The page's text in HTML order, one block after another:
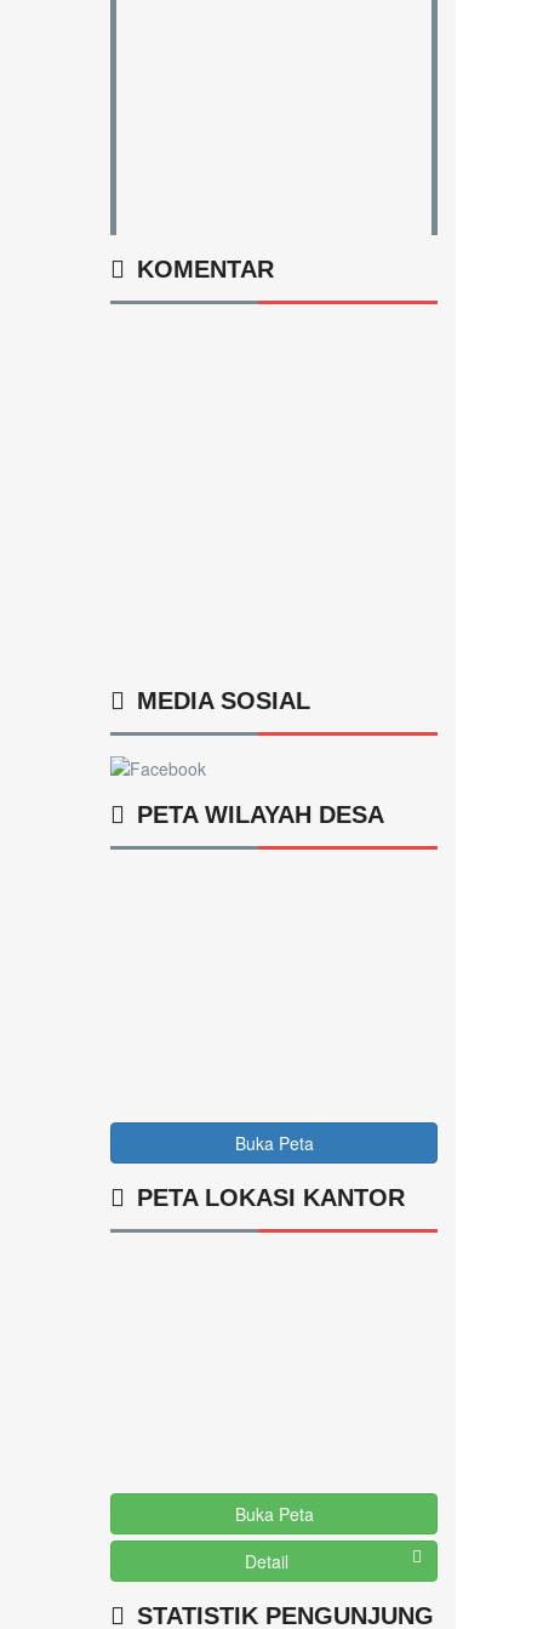
KOMENTAR
MEDIA SOSIAL
PETA WILAYAH DESA
Buka Peta
PETA LOKASI KANTOR
Buka Peta
Detail
STATISTIK PENGUNJUNG